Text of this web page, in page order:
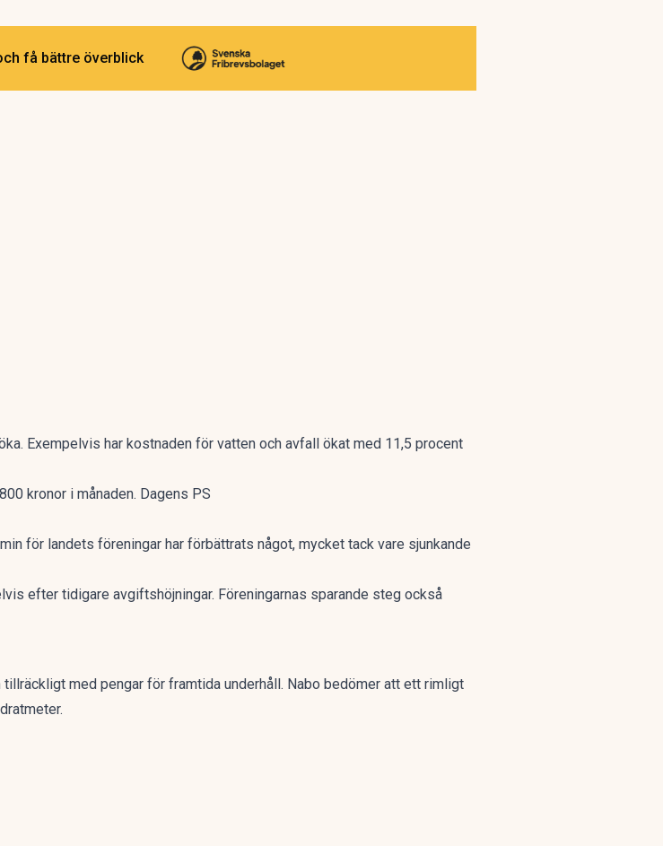
få bättre överblick
Exempelvis har kostnaden för vatten och avfall ökat med 11,5 procent
kronor i månaden. Dagens PS
för landets föreningar har förbättrats något, mycket tack vare sjunkande
efter tidigare avgiftshöjningar. Föreningarnas sparande steg också
med pengar för framtida underhåll. Nabo bedömer att ett rimligt